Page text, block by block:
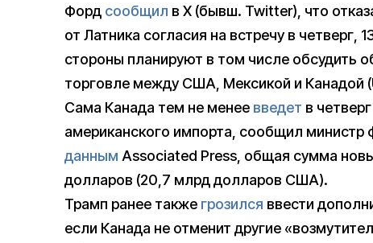
Форд сообщил в X (бывш. Twitter), что
от Латника согласия на встречу в четверг,
стороны планируют в том числе обсудить
торговле между США, Мексикой и Канадой
Сама Канада тем не менее введет в
американского импорта, сообщил
данным Associated Press, общая сумма
долларов (20,7 млрд долларов США).
Трамп ранее также грозился ввести
если Канада не отменит другие